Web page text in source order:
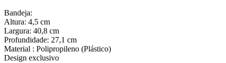
Bandeja:
Altura: 4,5 cm
Largura: 40,8 cm
Profundidade: 27,1 cm
Material : Polipropileno (Plástico)
Design exclusivo